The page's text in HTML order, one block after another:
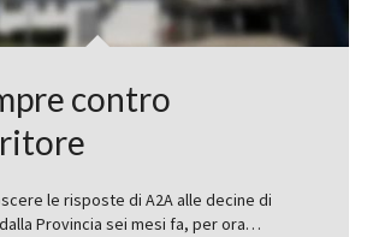
contro
le risposte di A2A alle decine di
Provincia sei mesi fa, per ora…